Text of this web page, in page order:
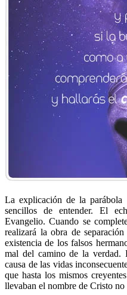
La explicación de la parábola
sencillos de entender. El
Evangelio. Cuando se
realizará la obra de
existencia de los falsos
mal del camino de la verdad.
causa de las vidas
que hasta los mismos
llevaban el nombre de Cristo